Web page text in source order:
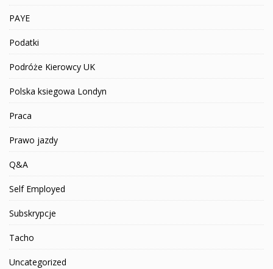
PAYE
Podatki
Podróże Kierowcy UK
Polska ksiegowa Londyn
Praca
Prawo jazdy
Q&A
Self Employed
Subskrypcje
Tacho
Uncategorized